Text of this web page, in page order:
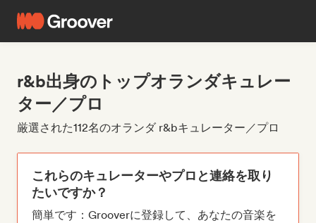
r&b出身のトップオランダキュレー
ター／プロ
厳選された112名のオランダ r&bキュレーター／プロ
これらのキュレーターやプロと連絡を取り
たいですか？
簡単です：Grooverに登録して、あなたの音楽を